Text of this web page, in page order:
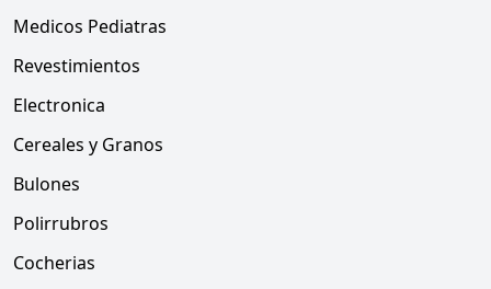
Medicos Pediatras
Revestimientos
Electronica
Cereales y Granos
Bulones
Polirrubros
Cocherias